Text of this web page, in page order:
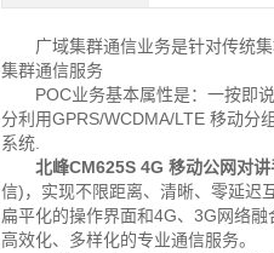
广域集群通信业务是针对传统集
集群通信服务
POC业务基本属性是：一按即说
分利用GPRS/WCDMA/LTE 移动分
系统.
北峰CM625S 4G 移动公网对讲
信)，实现不限距离、清晰、零延迟
扁平化的操作界面和4G、3G网络
高效化、多样化的专业通信服务。